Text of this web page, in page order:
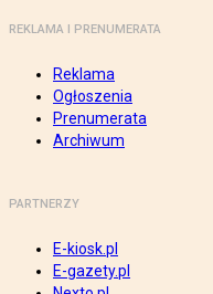
REKLAMA I PRENUMERATA
Reklama
Ogłoszenia
Prenumerata
Archiwum
PARTNERZY
E-kiosk.pl
E-gazety.pl